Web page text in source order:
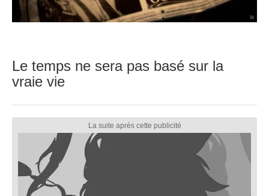
Le temps ne sera pas basé sur la
vraie vie